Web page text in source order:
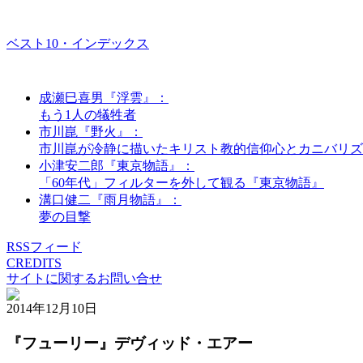
ベスト10・インデックス
成瀬巳喜男『浮雲』：
もう1人の犠牲者
市川崑『野火』：
市川崑が冷静に描いたキリスト教的信仰心とカニバリ
小津安二郎『東京物語』：
「60年代」フィルターを外して観る『東京物語』
溝口健二『雨月物語』：
夢の目撃
RSSフィード
CREDITS
サイトに関するお問い合せ
2014年12月10日
『フューリー』デヴィッド・エアー